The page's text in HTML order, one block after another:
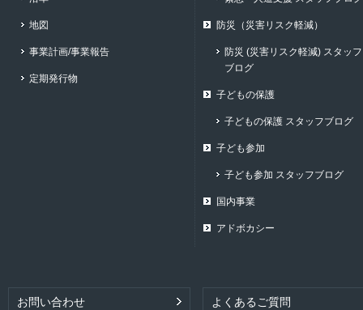
地図
事業計画/事業報告
定期発行物
防災（災害リスク軽減）
防災 (災害リスク軽減) スタッフ
ブログ
子どもの保護
子どもの保護 スタッフブログ
子ども参加
子ども参加 スタッフブログ
国内事業
アドボカシー
お問い合わせ よくあるご質問